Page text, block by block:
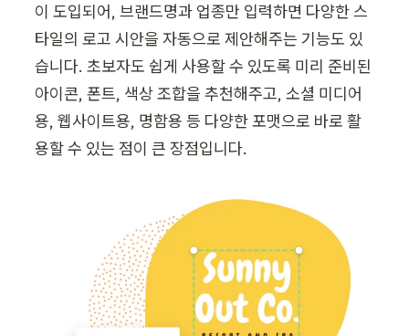
이 도입되어, 브랜드명과 업종만 입력하면 다양한 스
타일의 로고 시안을 자동으로 제안해주는 기능도 있
습니다. 초보자도 쉽게 사용할 수 있도록 미리 준비된
아이콘, 폰트, 색상 조합을 추천해주고, 소셜 미디어
용, 웹사이트용, 명함용 등 다양한 포맷으로 바로 활
용할 수 있는 점이 큰 장점입니다.